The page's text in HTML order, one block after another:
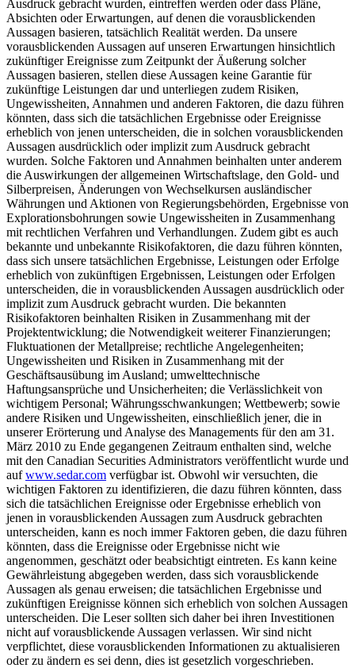
Ausdruck gebracht wurden, eintreffen werden oder dass Pläne,
Absichten oder Erwartungen, auf denen die vorausblickenden
Aussagen basieren, tatsächlich Realität werden. Da unsere
vorausblickenden Aussagen auf unseren Erwartungen hinsichtlich
zukünftiger Ereignisse zum Zeitpunkt der Äußerung solcher
Aussagen basieren, stellen diese Aussagen keine Garantie für
zukünftige Leistungen dar und unterliegen zudem Risiken,
Ungewissheiten, Annahmen und anderen Faktoren, die dazu führen
könnten, dass sich die tatsächlichen Ergebnisse oder Ereignisse
erheblich von jenen unterscheiden, die in solchen vorausblickenden
Aussagen ausdrücklich oder implizit zum Ausdruck gebracht
wurden. Solche Faktoren und Annahmen beinhalten unter anderem
die Auswirkungen der allgemeinen Wirtschaftslage, den Gold- und
Silberpreisen, Änderungen von Wechselkursen ausländischer
Währungen und Aktionen von Regierungsbehörden, Ergebnisse von
Explorationsbohrungen sowie Ungewissheiten in Zusammenhang
mit rechtlichen Verfahren und Verhandlungen. Zudem gibt es auch
bekannte und unbekannte Risikofaktoren, die dazu führen könnten,
dass sich unsere tatsächlichen Ergebnisse, Leistungen oder Erfolge
erheblich von zukünftigen Ergebnissen, Leistungen oder Erfolgen
unterscheiden, die in vorausblickenden Aussagen ausdrücklich oder
implizit zum Ausdruck gebracht wurden. Die bekannten
Risikofaktoren beinhalten Risiken in Zusammenhang mit der
Projektentwicklung; die Notwendigkeit weiterer Finanzierungen;
Fluktuationen der Metallpreise; rechtliche Angelegenheiten;
Ungewissheiten und Risiken in Zusammenhang mit der
Geschäftsausübung im Ausland; umwelttechnische
Haftungsansprüche und Unsicherheiten; die Verlässlichkeit von
wichtigem Personal; Währungsschwankungen; Wettbewerb; sowie
andere Risiken und Ungewissheiten, einschließlich jener, die in
unserer Erörterung und Analyse des Managements für den am 31.
März 2010 zu Ende gegangenen Zeitraum enthalten sind, welche
mit den Canadian Securities Administrators veröffentlicht wurde und
aufwww.sedar.com verfügbar ist. Obwohl wir versuchten, die
wichtigen Faktoren zu identifizieren, die dazu führen könnten, dass
sich die tatsächlichen Ereignisse oder Ergebnisse erheblich von
jenen in vorausblickenden Aussagen zum Ausdruck gebrachten
unterscheiden, kann es noch immer Faktoren geben, die dazu führen
könnten, dass die Ereignisse oder Ergebnisse nicht wie
angenommen, geschätzt oder beabsichtigt eintreten. Es kann keine
Gewährleistung abgegeben werden, dass sich vorausblickende
Aussagen als genau erweisen; die tatsächlichen Ergebnisse und
zukünftigen Ereignisse können sich erheblich von solchen Aussagen
unterscheiden. Die Leser sollten sich daher bei ihren Investitionen
nicht auf vorausblickende Aussagen verlassen. Wir sind nicht
verpflichtet, diese vorausblickenden Informationen zu aktualisieren
oder zu ändern es sei denn, dies ist gesetzlich vorgeschrieben.